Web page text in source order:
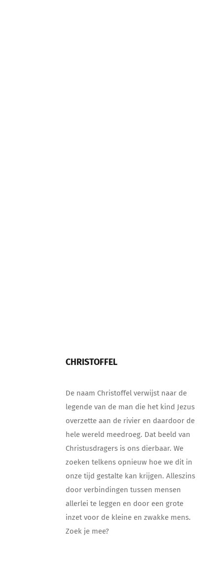
CHRISTOFFEL
De naam Christoffel verwijst naar de
legende van de man die het kind Jezus
overzette aan de rivier en daardoor de
hele wereld meedroeg. Dat beeld van
Christusdragers is ons dierbaar. We
zoeken telkens opnieuw hoe we dit in
onze tijd gestalte kan krijgen. Alleszins
door verbindingen tussen mensen
allerlei te leggen en door een grote
inzet voor de kleine en zwakke mens.
Zoek je mee?